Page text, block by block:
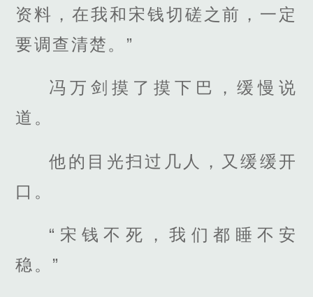
资料，在我和宋钱切磋之前，一定
要调查清楚。”
冯万剑摸了摸下巴，缓慢说
道。
他的目光扫过几人，又缓缓开
口。
“宋钱不死，我们都睡不安
稳。”